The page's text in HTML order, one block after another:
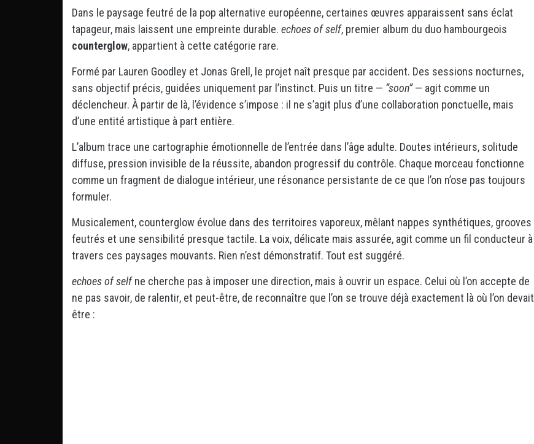
Dans le paysage feutré de la pop alternative européenne, certaines œuvres apparaissent sans éclat
tapageur, mais laissent une empreinte durable. echoes of self, premier album du duo hambourgeois
counterglow, appartient à cette catégorie rare.
Formé par Lauren Goodley et Jonas Grell, le projet naît presque par accident. Des sessions nocturnes,
sans objectif précis, guidées uniquement par l’instinct. Puis un titre — “soon”— agit comme un
déclencheur. À partir de là, l’évidence s’impose : il ne s’agit plus d’une collaboration ponctuelle, mais
d’une entité artistique à part entière.
L’album trace une cartographie émotionnelle de l’entrée dans l’âge adulte. Doutes intérieurs, solitude
diffuse, pression invisible de la réussite, abandon progressif du contrôle. Chaque morceau fonctionne
comme un fragment de dialogue intérieur, une résonance persistante de ce que l’on n’ose pas toujours
formuler.
Musicalement, counterglow évolue dans des territoires vaporeux, mêlant nappes synthétiques, grooves
feutrés et une sensibilité presque tactile. La voix, délicate mais assurée, agit comme un fil conducteur à
travers ces paysages mouvants. Rien n’est démonstratif. Tout est suggéré.
echoes of selfne cherche pas à imposer une direction, mais à ouvrir un espace. Celui où l’on accepte de
ne pas savoir, de ralentir, et peut-être, de reconnaître que l’on se trouve déjà exactement là où l’on devait
être :